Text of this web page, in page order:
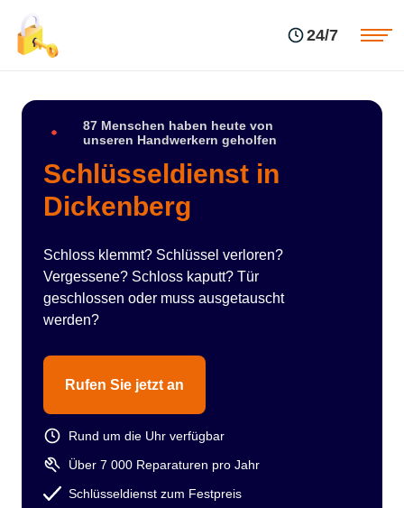
24/7
87 Menschen haben heute von
unseren Handwerkern geholfen
Schlüsseldienst in
Dickenberg
Schloss klemmt? Schlüssel verloren?
Vergessene? Schloss kaputt? Tür
geschlossen oder muss ausgetauscht
werden?
Rufen Sie jetzt an
Rund um die Uhr verfügbar
Über 7 000 Reparaturen pro Jahr
Schlüsseldienst zum Festpreis